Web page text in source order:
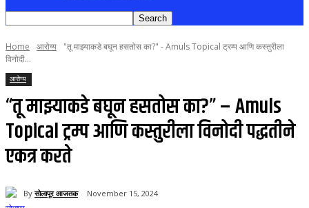
Home आरोग्य
"तू माझ्याकडे बघून हसतोस का?" - Amuls Topical ट्रम्प आणि कस्तुरीला
विनोदी...
आरोग्य
“तू माझ्याकडे बघून हसतोस का?” – Amuls
Topical ट्रम्प आणि कस्तुरीला विनोदी पद्धतीने
एकत्र करते
By सोलापूर आजतक November 15, 2024